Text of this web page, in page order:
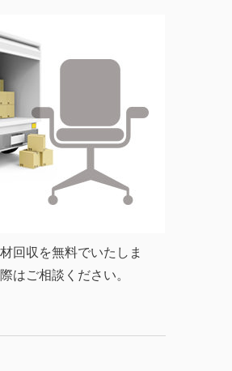
回収を無料でいたしま
はご相談ください。